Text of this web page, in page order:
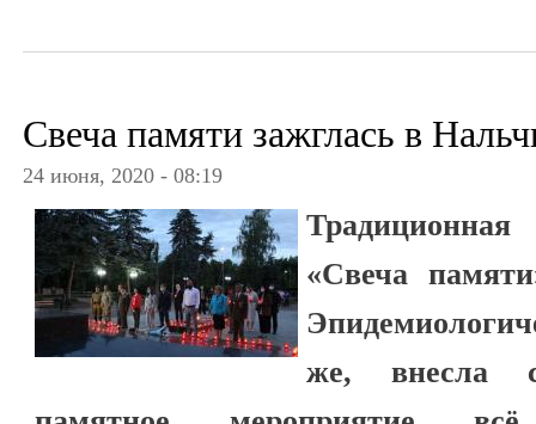
Свеча памяти зажглась в
24 июня, 2020 - 08:19
«Свеча
же, внесла